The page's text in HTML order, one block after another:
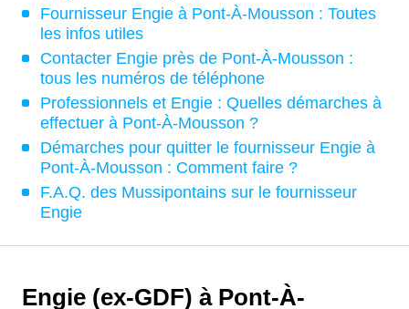
Fournisseur Engie à Pont-À-Mousson : Toutes
les infos utiles
Contacter Engie près de Pont-À-Mousson :
tous les numéros de téléphone
Professionnels et Engie : Quelles démarches à
effectuer à Pont-À-Mousson ?
Démarches pour quitter le fournisseur Engie à
Pont-À-Mousson : Comment faire ?
F.A.Q. des Mussipontains sur le fournisseur
Engie
Engie (ex-GDF) à Pont-À-